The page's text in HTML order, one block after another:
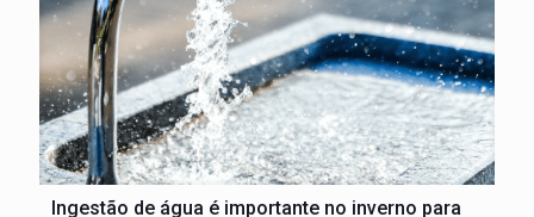
Ingestão de água é importante no inverno para